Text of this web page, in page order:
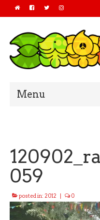
Menu
2018
2017
2016
059
posted in: 2012 0